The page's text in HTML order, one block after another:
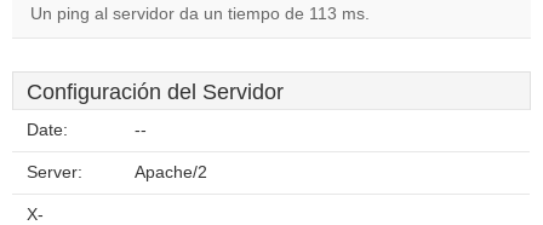
Un ping al servidor da un tiempo de 113 ms.
Configuración del Servidor
Date: --
Server: Apache/2
X-